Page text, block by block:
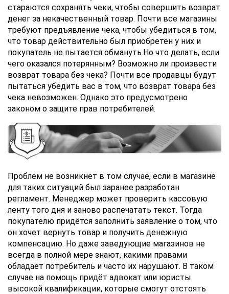
стараются сохранять чеки, чтобы совершить возврат
денег за некачественный товар. Почти все магазины
требуют предъявление чека, чтобы убедиться в том,
что товар действительно был приобретён у них и
покупатель не пытается обмануть.Но что делать, если
чего оказался потерянным? Возможно ли произвести
возврат товара без чека? Почти все продавцы будут
пытаться убедить вас в том, что возврат товара без
чека невозможен. Однако это предусмотрено
законом о защите прав потребителей.
Проблем не возникнет в том случае, если в магазине
для таких ситуаций был заранее разработан
регламент. Менеджер может проверить кассовую
ленту того дня и заново распечатать текст. Тогда
покупателю придётся заполнить заявление о том, что
он хочет вернуть товар и получить денежную
компенсацию. Но даже заведующие магазинов не
всегда в полной мере знают, какими правами
обладает потребитель и часто их нарушают. В таком
случае на помощь придёт адвокат или юристы
высокой квалификации, которые смогут отстоять